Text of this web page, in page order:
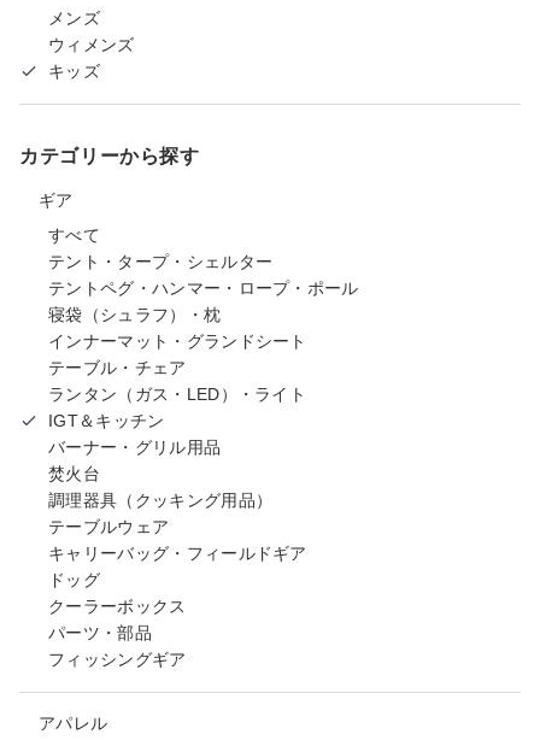
メンズ
ウィメンズ
キッズ
カテゴリーから探す
ギア
すべて
テント・タープ・シェルター
テントペグ・ハンマー・ロープ・ポール
寝袋（シュラフ）・枕
インナーマット・グランドシート
テーブル・チェア
ランタン（ガス・LED）・ライト
IGT＆キッチン
バーナー・グリル用品
焚火台
調理器具（クッキング用品）
テーブルウェア
キャリーバッグ・フィールドギア
ドッグ
クーラーボックス
パーツ・部品
フィッシングギア
アパレル